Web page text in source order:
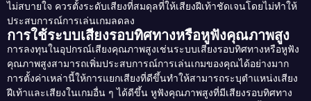
ไม่สบายใจ ควรตั้งระดับเสียงที่สมดุลที่ให้เสียงฝีเท้าชัดเจนโดยไม่ทำให้
ประสบการณ์การเล่นเกมลดลง
การใช้ระบบเสียงรอบทิศทางหรือหูฟังคุณภาพสูง
การลงทุนในอุปกรณ์เสียงคุณภาพสูงเช่นระบบเสียงรอบทิศทางหรือหูฟัง
คุณภาพสูงสามารถเพิ่มประสบการณ์การเล่นเกมของคุณได้อย่างมาก
การตั้งค่าเหล่านี้ให้การแยกเสียงที่ดีขึ้นทำให้สามารถระบุตำแหน่งเสียง
ฝีเท้าและเสียงในเกมอื่น ๆ ได้ดีขึ้น หูฟังคุณภาพสูงที่มีเสียงรอบทิศทาง